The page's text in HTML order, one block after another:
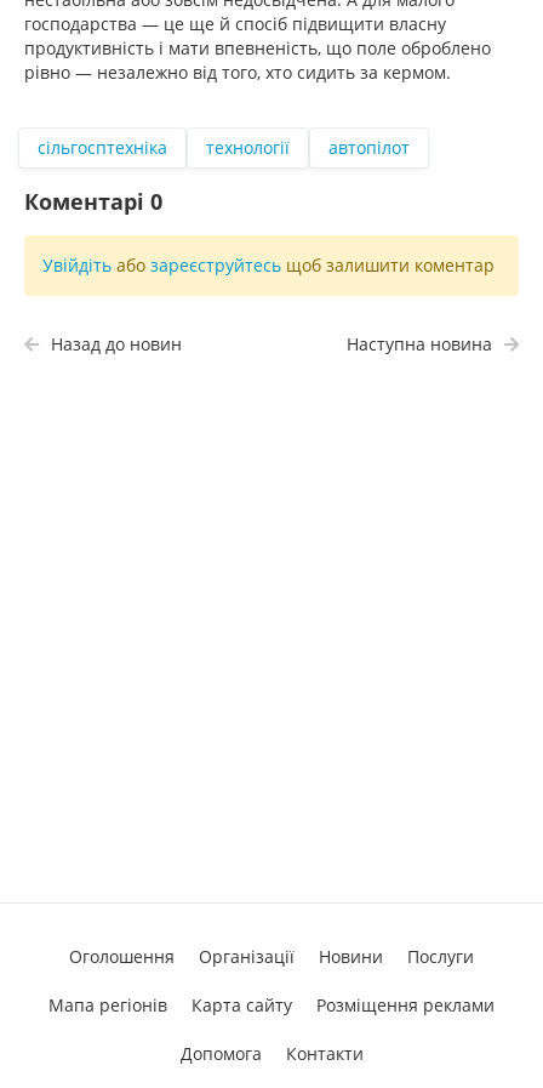
господарства — це ще й спосіб підвищити власну
продуктивність і мати впевненість, що поле оброблено
рівно — незалежно від того, хто сидить за кермом.
сільгосптехніка технології автопілот
Коментарі 0
Увійдіть або зареєструйтесь щоб залишити коментар
Назад до новин Наступна новина
Оголошення Організації Новини Послуги
Мапа регіонів Карта сайту Розміщення реклами
Допомога Контакти